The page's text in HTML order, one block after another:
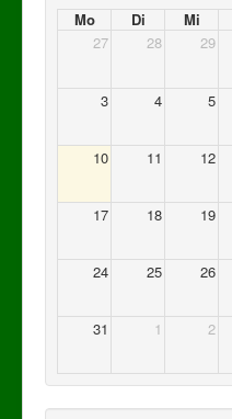
Mo Di Mi
27
28 29
3 4 5
10 11 12
17 18 19
24 25 26
31 1 2